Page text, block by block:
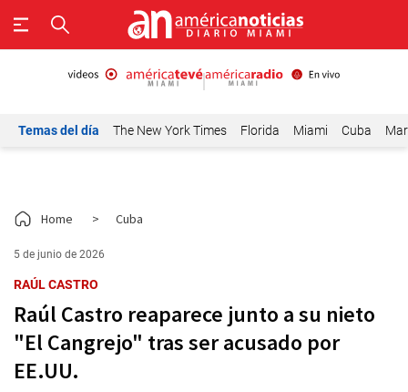
Temas del día The New York Times Florida Miami Cuba
Home > Cuba
5 de junio de 2026
RAÚL CASTRO
Raúl Castro reaparece junto a su nieto
"El Cangrejo" tras ser acusado por
EE.UU.